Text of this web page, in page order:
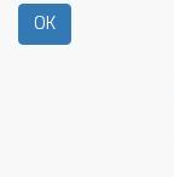
OK